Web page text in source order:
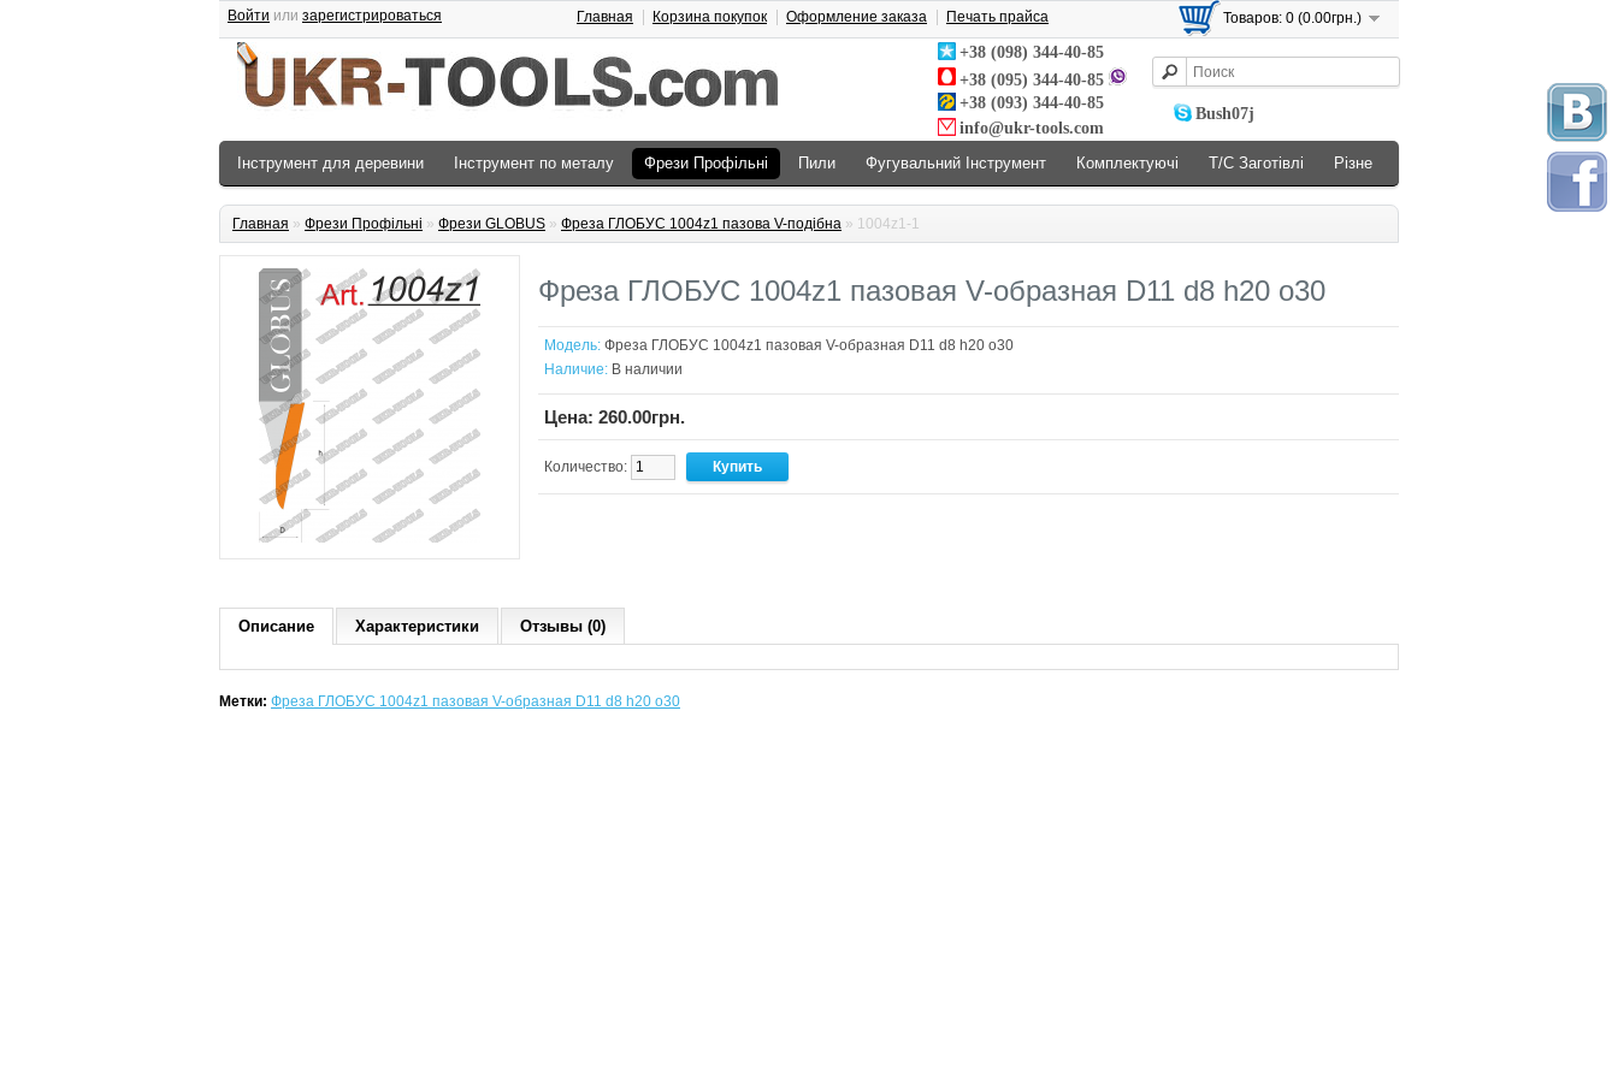
Товаров: 0 (0.00грн.)
+38 (098) 344-40-85
+38 (095) 344-40-85
+38 (093) 344-40-85
info@ukr-tools.com
Bush07j
Войти или зарегистрироваться Главная Корзина покупок Оформление заказа Печать прайса
Інструмент для деревини Інструмент по металу Фрези Профільні Пили Фугувальний Інструмент Комплектуючі Т/С Заготівлі Різне
Главная » Фрези Профільні » Фрези GLOBUS » Фреза ГЛОБУС 1004z1 пазова V-подібна » 1004z1-1
Фреза ГЛОБУС 1004z1 пазовая V-образная D11 d8 h20 o30
Модель: Фреза ГЛОБУС 1004z1 пазовая V-образная D11 d8 h20 o30
Наличие: В наличии
Цена: 260.00грн.
Количество:
Описание Характеристики Отзывы (0)
Метки: Фреза ГЛОБУС 1004z1 пазовая V-образная D11 d8 h20 o30